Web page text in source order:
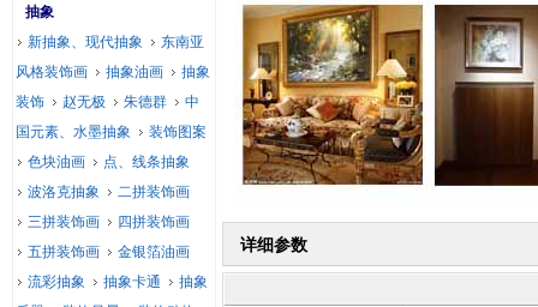
详细参数
抽象
新抽象、现代抽象
东南亚
风格装饰画
抽象油画
抽象
装饰
赵无极 朱德群
中
国元素、水墨抽象
装饰图案
色块油画
点、线条抽象
波洛克抽象
二拼装饰画
三拼装饰画
四拼装饰画
五拼装饰画
金银箔油画
流彩抽象
抽象卡通
抽象